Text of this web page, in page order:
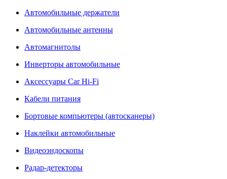
Автомобильные держатели
Автомобильные антенны
Автомагнитолы
Инверторы автомобильные
Аксессуары Car Hi-Fi
Кабели питания
Бортовые компьютеры (автосканеры)
Наклейки автомобильные
Видеоэндоскопы
Радар-детекторы